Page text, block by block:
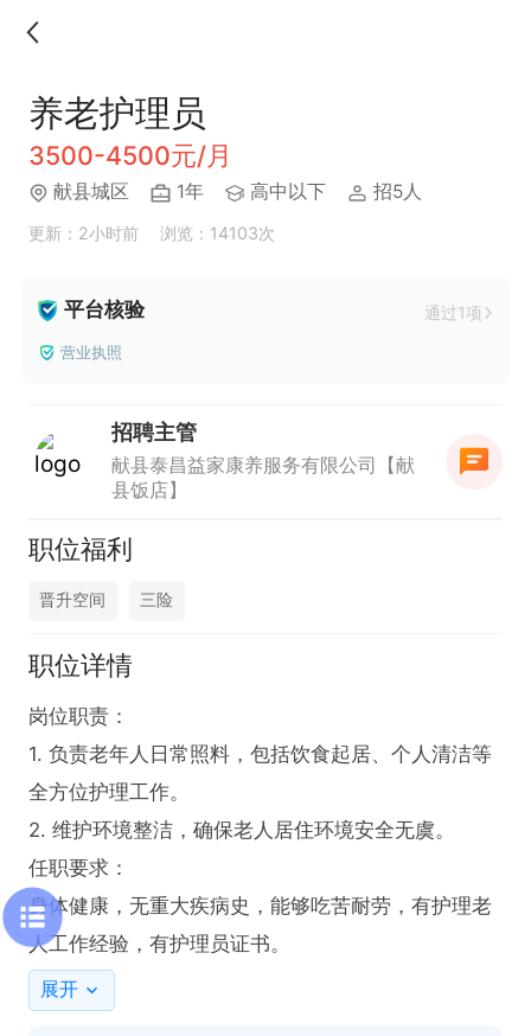
养老护理员
3500-4500元/月
献县城区 1年 高中以下 招5人
更新：2小时前 浏览：14103次
平台核验 通过1项
营业执照
招聘主管
献县泰昌益家康养服务有限公司【献
县饭店】
职位福利
晋升空间 三险
职位详情
岗位职责：
1. 负责老年人日常照料，包括饮食起居、个人清洁等
全方位护理工作。
2. 维护环境整洁，确保老人居住环境安全无虞。
任职要求：
身体健康，无重大疾病史，能够吃苦耐劳，有护理老
人工作经验，有护理员证书。
展开